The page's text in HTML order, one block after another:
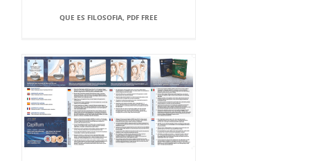
QUE ES FILOSOFIA, PDF FREE